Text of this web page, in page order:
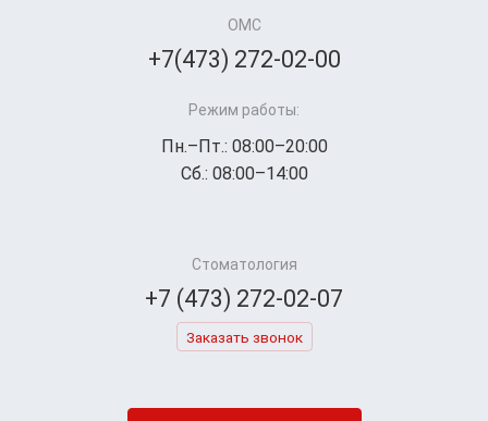
ОМС
+7(473) 272-02-00
Режим работы:
Пн.–Пт.: 08:00–20:00
Сб.: 08:00–14:00
Стоматология
+7 (473) 272-02-07
Заказать звонок